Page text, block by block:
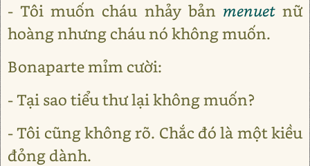
- Tôi muốn cháu nhảy bản menuetnữ
hoàng nhưng cháu nó không muốn.
Bonaparte mỉm cười:
- Tại sao tiểu thư lại không muốn?
- Tôi cũng không rõ. Chắc đó là một kiều
đỏng dành.